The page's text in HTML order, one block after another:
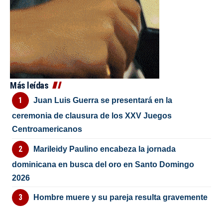
Más leídas
Juan Luis Guerra se presentará en la
ceremonia de clausura de los XXV Juegos
Centroamericanos
Marileidy Paulino encabeza la jornada
dominicana en busca del oro en Santo Domingo
2026
Hombre muere y su pareja resulta gravemente